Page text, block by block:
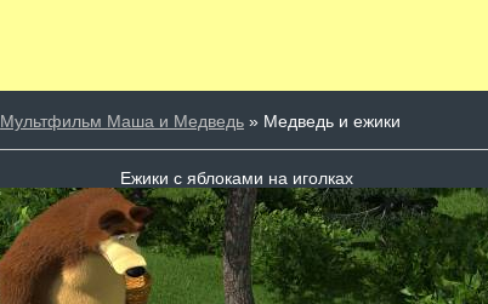
Мультфильм Маша и Медведь » Медведь и ежики
Ежики с яблоками на иголках